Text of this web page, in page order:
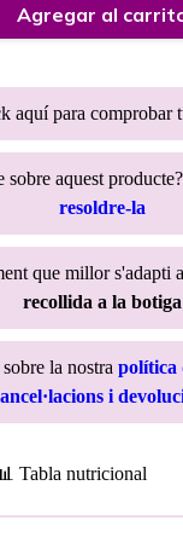
Agregar al
aquí para comprobar
sobre aquest producte?
resoldre-la
que millor s'adapti
recollida a la botiga
la nostra política
i
Tabla nutricional